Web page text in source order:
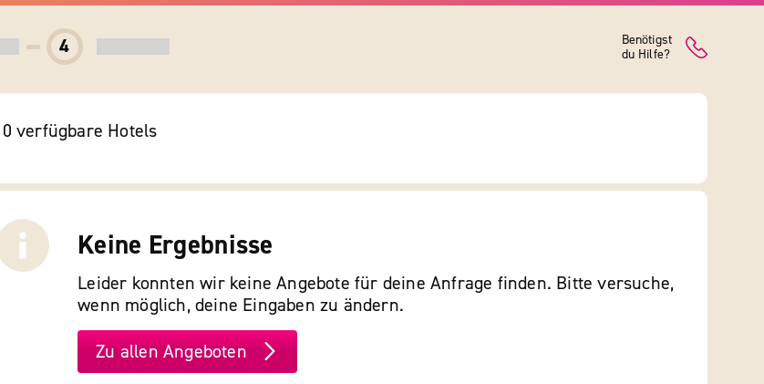
4
Benötigst
du Hilfe?
0 verfügbare Hotels
Keine Ergebnisse
Leider konnten wir keine Angebote für deine Anfrage finden. Bitte versuche,
wenn möglich, deine Eingaben zu ändern.
Zu allen Angeboten